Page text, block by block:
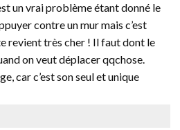
un vrai problème étant donné le
contre un mur mais c’est
revient très cher ! Il faut dont le
on veut déplacer qqchose.
car c’est son seul et unique